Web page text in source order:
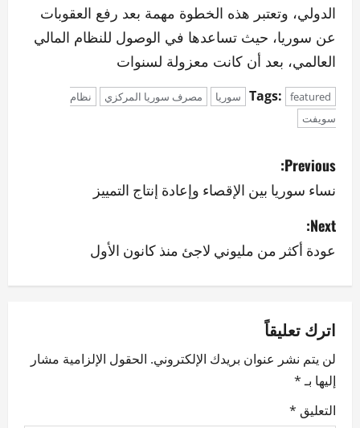
الدولي، وتعتبر هذه الخطوة مهمة بعد رفع العقوبات
عن سوريا، حيث تساعدها في الوصول للنظام المالي
العالمي، بعد أن كانت معزولة لسنوات
Tags: featured سوريا مصرف سوريا المركزي
نظام
سويفت
P
o
s
t
n
a
v
i
Previous:
نساء سوريا بين الإقصاء وإعادة إنتاج التمييز
Next:
عودة أكثر من مليوني لاجئ منذ كانون الأول
اترك تعليقاً
لن يتم نشر عنوان بريدك الإلكتروني. الحقول الإلزامية مشار
إليها بـ*
التعليق *